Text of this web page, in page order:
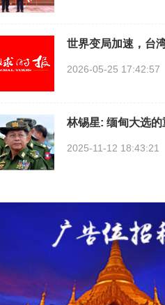
世界变局加速，台
2026-05-25 17:42:57
林锡星: 缅甸大选的
2025-11-12 18:43:21